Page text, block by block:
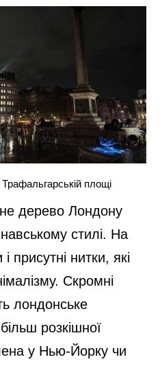
площі
дерево Лондону
стилі. На
присутні нитки, які
Скромні
лондонське
розкішної
у Нью-Йорку чи